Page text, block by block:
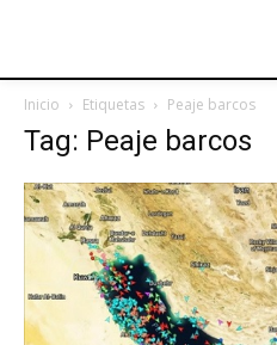
Inicio Etiquetas Peaje barcos
Tag: Peaje barcos